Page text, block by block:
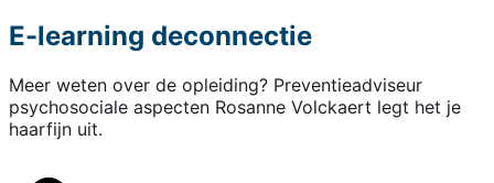
E-learning deconnectie
Meer weten over de opleiding? Preventieadviseur
psychosociale aspecten Rosanne Volckaert legt het je
haarfijn uit.